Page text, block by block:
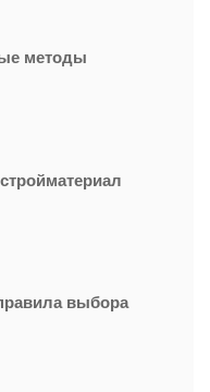
методы
выбора